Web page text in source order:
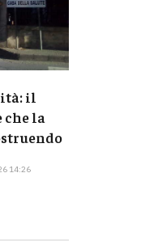
il
la
14:26